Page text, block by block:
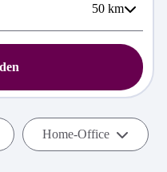
50 km
Home-Office